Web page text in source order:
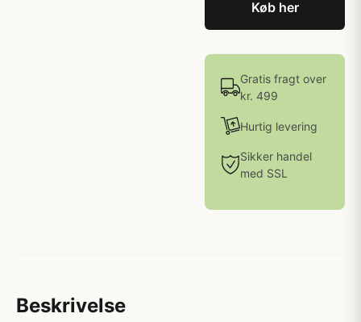
Køb her
Gratis fragt over
kr. 499
Hurtig levering
Sikker handel
med SSL
Beskrivelse